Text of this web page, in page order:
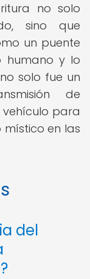
no solo
sino que
un puente
humano y lo
solo fue un
de
vehículo para
en las
del